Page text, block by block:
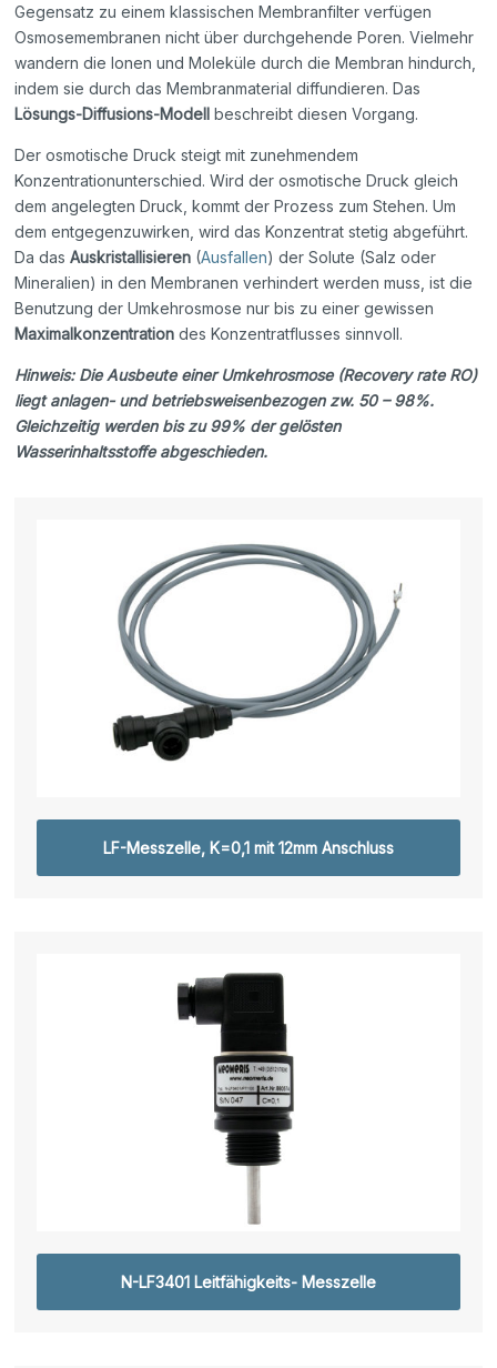
Gegensatz zu einem klassischen Membranfilter verfügen
Osmosemembranen nicht über durchgehende Poren. Vielmehr
wandern die Ionen und Moleküle durch die Membran hindurch,
indem sie durch das Membranmaterial diffundieren. Das
Lösungs-Diffusions-Modell beschreibt diesen Vorgang.
Der osmotische Druck steigt mit zunehmendem
Konzentrationunterschied. Wird der osmotische Druck gleich
dem angelegten Druck, kommt der Prozess zum Stehen. Um
dem entgegenzuwirken, wird das Konzentrat stetig abgeführt.
Da dasAuskristallisieren (Ausfallen) der Solute (Salz oder
Mineralien) in den Membranen verhindert werden muss, ist die
Benutzung der Umkehrosmose nur bis zu einer gewissen
Maximalkonzentration des Konzentratflusses sinnvoll.
Hinweis: Die Ausbeute einer Umkehrosmose (Recovery rate RO)
liegt anlagen- und betriebsweisenbezogen zw. 50 – 98%.
Gleichzeitig werden bis zu 99% der gelösten
Wasserinhaltsstoffe abgeschieden.
LF-Messzelle, K=0,1 mit 12mm Anschluss
N-LF3401 Leitfähigkeits- Messzelle